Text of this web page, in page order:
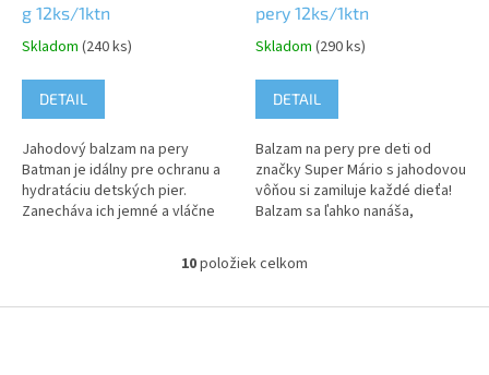
g 12ks/1ktn
Skladom (240 ks)
DETAIL
Jahodový balzam na pery
Batman je idálny pre ochranu a
hydratáciu detských pier.
Zanecháva ich jemné a vláčne
Nevhodné pre deti do 3 rokov.
pery 12ks/1ktn
Skladom (290 ks)
DETAIL
Balzam na pery pre deti od
značky Super Mário s jahodovou
vôňou si zamiluje každé dieťa!
Balzam sa ľahko nanáša,
jemné detské pery. Sladká
vôňa...
O
l
10položiek celkom